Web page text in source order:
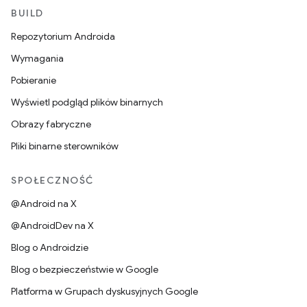
BUILD
Repozytorium Androida
Wymagania
Pobieranie
Wyświetl podgląd plików binarnych
Obrazy fabryczne
Pliki binarne sterowników
SPOŁECZNOŚĆ
@Android na X
@AndroidDev na X
Blog o Androidzie
Blog o bezpieczeństwie w Google
Platforma w Grupach dyskusyjnych Google